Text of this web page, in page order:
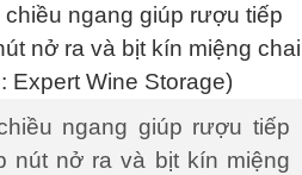
ngang giúp rượu tiếp
nút nở ra và bịt kín miệng